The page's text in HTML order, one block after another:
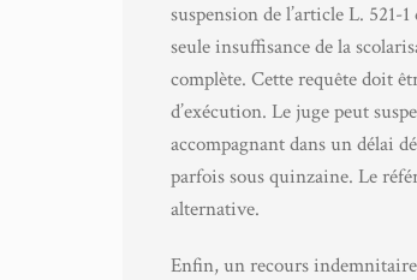
suspension de l’article L. 521-
seule insuffisance de la
complète. Cette requête doit
d’exécution. Le juge peut
accompagnant dans un délai
parfois sous quinzaine. Le
alternative.
Enfin, un recours